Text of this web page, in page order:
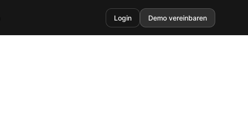
Login Demo vereinbaren